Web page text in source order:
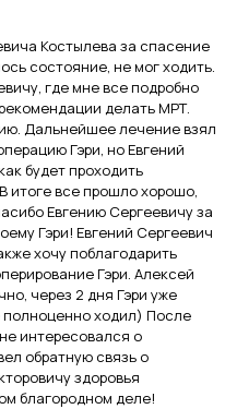
Костылева за спасение
состояние, не мог ходить.
где мне все подробно
делать МРТ.
Дальнейшее лечение взял
Гэри, но Евгений
будет проходить
итоге все прошло хорошо,
Евгению Сергеевичу за
Гэри! Евгений Сергеевич
хочу поблагодарить
Гэри. Алексей
через 2 дня Гэри уже
полноценно ходил) После
интересовался о
обратную связь о
здоровья
благородном деле!